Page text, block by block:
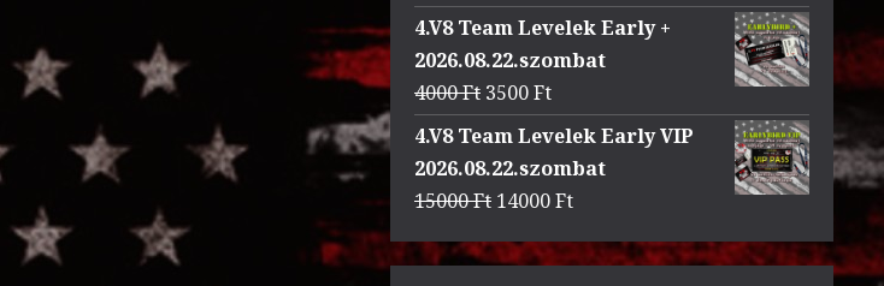
price
was:
3000 Ft.
price
4.V8 Team Levelek Early +
2026.08.22.szombat
4000Ft Original
price
was:
4000 Ft.
3500FtCurrent
price
3500 Ft.
4.V8 Team Levelek Early VIP
2026.08.22.szombat
15000Ft Original
was:
14000FtCurrent
is: